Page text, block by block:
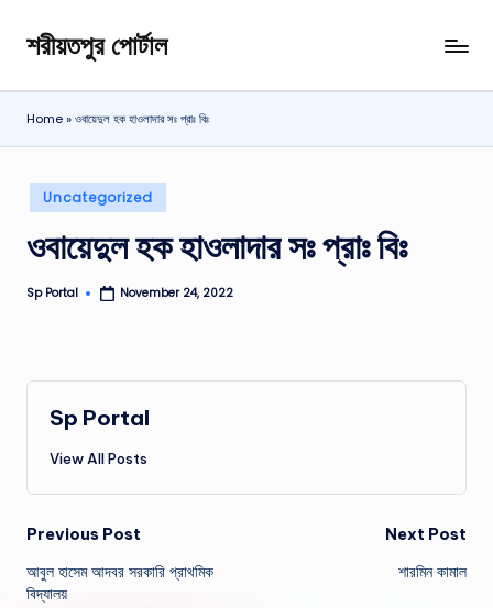
Skip
content
শরীয়তপুর পোর্টাল
শরীয়তপুর
জেলা
বিষয়ক
পোর্টাল
Home»ওবায়েদুল হক হাওলাদার সঃ প্রাঃ বিঃ
Posted
in
Uncategorized
ওবায়েদুল হক হাওলাদার সঃ প্রাঃ বিঃ
Posted
Sp Portal November 24, 2022
Sp Portal
View All Posts
Post
navigation
Previous Post
আবুল হাসেম আদবর সরকারি প্রাথমিক
বিদ্যালয়
Next Post
শারমিন কামাল